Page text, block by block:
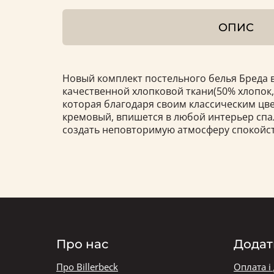
ОПИС
Новый комплект постельного белья Бреда
качественной хлопковой ткани(50%
которая благодаря своим классическим
кремовый, впишется в любой интерьер
создать неповторимую атмосферу
Про нас
Про Billerbeck Оплата і